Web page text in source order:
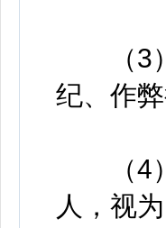
（3）
纪、作
（4）
人，视